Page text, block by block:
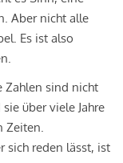
Aber nicht alle
Es ist also
Zahlen sind nicht
über viele Jahre
Zeiten.
sich reden lässt, ist